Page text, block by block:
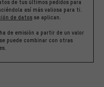
de tus últimos pedidos para
así más valiosa para ti.
de datos se aplican.
de emisión a partir de un valor
puede combinar con otras